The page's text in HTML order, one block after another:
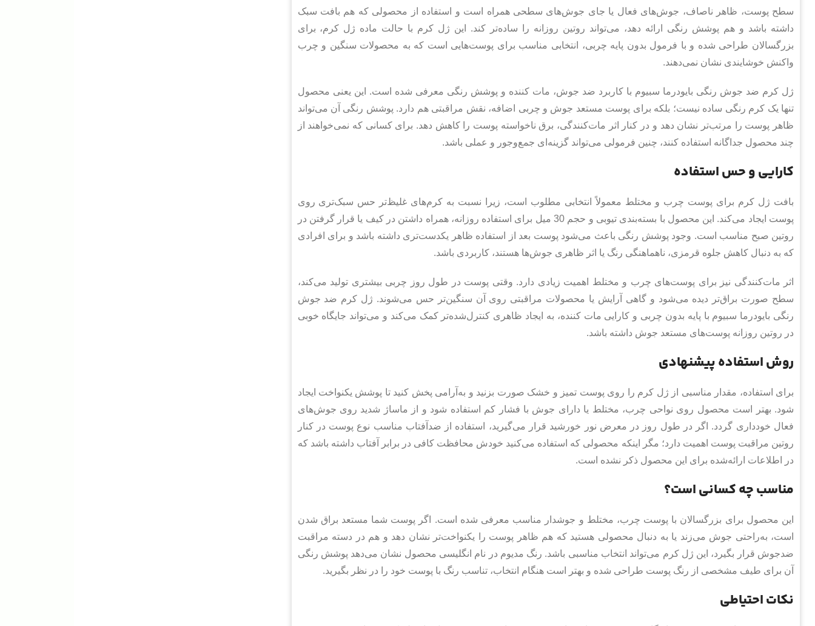
سطح پوست، ظاهر ناصاف، جوش‌های فعال یا جای جوش‌های سطحی همراه است و استفاده از محصولی که هم بافت سبک
داشته باشد و هم پوشش رنگی ارائه دهد، می‌تواند روتین روزانه را ساده‌تر کند. این ژل کرم با حالت ماده ژل کرم، برای
بزرگسالان طراحی شده و با فرمول بدون پایه چربی، انتخابی مناسب برای پوست‌هایی است که به محصولات سنگین و چرب
واکنش خوشایندی نشان نمی‌دهند.
ژل کرم ضد جوش رنگی بایودرما سبیوم با کاربرد ضد جوش، مات کننده و پوشش رنگی معرفی شده است. این یعنی محصول
تنها یک کرم رنگی ساده نیست؛ بلکه برای پوست مستعد جوش و چربی اضافه، نقش مراقبتی هم دارد. پوشش رنگی آن می‌تواند
ظاهر پوست را مرتب‌تر نشان دهد و در کنار اثر مات‌کنندگی، برق ناخواسته پوست را کاهش دهد. برای کسانی که نمی‌خواهند از
چند محصول جداگانه استفاده کنند، چنین فرمولی می‌تواند گزینه‌ای جمع‌وجور و عملی باشد.
کارایی و حس استفاده
بافت ژل کرم برای پوست چرب و مختلط معمولاً انتخابی مطلوب است، زیرا نسبت به کرم‌های غلیظ‌تر حس سبک‌تری روی
پوست ایجاد می‌کند. این محصول با بسته‌بندی تیوبی و حجم 30 میل برای استفاده روزانه، همراه داشتن در کیف یا قرار گرفتن در
روتین صبح مناسب است. وجود پوشش رنگی باعث می‌شود پوست بعد از استفاده ظاهر یکدست‌تری داشته باشد و برای افرادی
که به دنبال کاهش جلوه قرمزی، ناهماهنگی رنگ یا اثر ظاهری جوش‌ها هستند، کاربردی باشد.
اثر مات‌کنندگی نیز برای پوست‌های چرب و مختلط اهمیت زیادی دارد. وقتی پوست در طول روز چربی بیشتری تولید می‌کند،
سطح صورت براق‌تر دیده می‌شود و گاهی آرایش یا محصولات مراقبتی روی آن سنگین‌تر حس می‌شوند. ژل کرم ضد جوش
رنگی بایودرما سبیوم با پایه بدون چربی و کارایی مات کننده، به ایجاد ظاهری کنترل‌شده‌تر کمک می‌کند و می‌تواند جایگاه خوبی
در روتین روزانه پوست‌های مستعد جوش داشته باشد.
روش استفاده پیشنهادی
برای استفاده، مقدار مناسبی از ژل کرم را روی پوست تمیز و خشک صورت بزنید و به‌آرامی پخش کنید تا پوشش یکنواخت ایجاد
شود. بهتر است محصول روی نواحی چرب، مختلط یا دارای جوش با فشار کم استفاده شود و از ماساژ شدید روی جوش‌های
فعال خودداری گردد. اگر در طول روز در معرض نور خورشید قرار می‌گیرید، استفاده از ضدآفتاب مناسب نوع پوست در کنار
روتین مراقبت پوست اهمیت دارد؛ مگر اینکه محصولی که استفاده می‌کنید خودش محافظت کافی در برابر آفتاب داشته باشد که
در اطلاعات ارائه‌شده برای این محصول ذکر نشده است.
مناسب چه کسانی است؟
این محصول برای بزرگسالان با پوست چرب، مختلط و جوشدار مناسب معرفی شده است. اگر پوست شما مستعد براق شدن
است، به‌راحتی جوش می‌زند یا به دنبال محصولی هستید که هم ظاهر پوست را یکنواخت‌تر نشان دهد و هم در دسته مراقبت
ضدجوش قرار بگیرد، این ژل کرم می‌تواند انتخاب مناسبی باشد. رنگ مدیوم در نام انگلیسی محصول نشان می‌دهد پوشش رنگی
آن برای طیف مشخصی از رنگ پوست طراحی شده و بهتر است هنگام انتخاب، تناسب رنگ با پوست خود را در نظر بگیرید.
نکات احتیاطی